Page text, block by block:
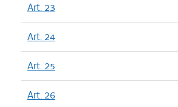
Art. 23
Art. 24
Art. 25
Art. 26